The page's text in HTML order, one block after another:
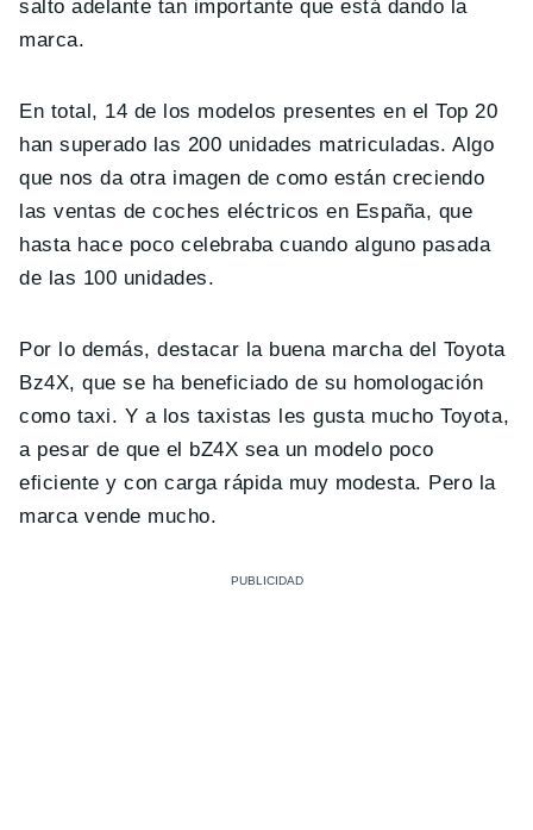
salto adelante tan importante que está dando la
marca.
En total, 14 de los modelos presentes en el Top 20
han superado las 200 unidades matriculadas. Algo
que nos da otra imagen de como están creciendo
las ventas de coches eléctricos en España, que
hasta hace poco celebraba cuando alguno pasada
de las 100 unidades.
Por lo demás, destacar la buena marcha del Toyota
Bz4X, que se ha beneficiado de su homologación
como taxi. Y a los taxistas les gusta mucho Toyota,
a pesar de que el bZ4X sea un modelo poco
eficiente y con carga rápida muy modesta. Pero la
marca vende mucho.